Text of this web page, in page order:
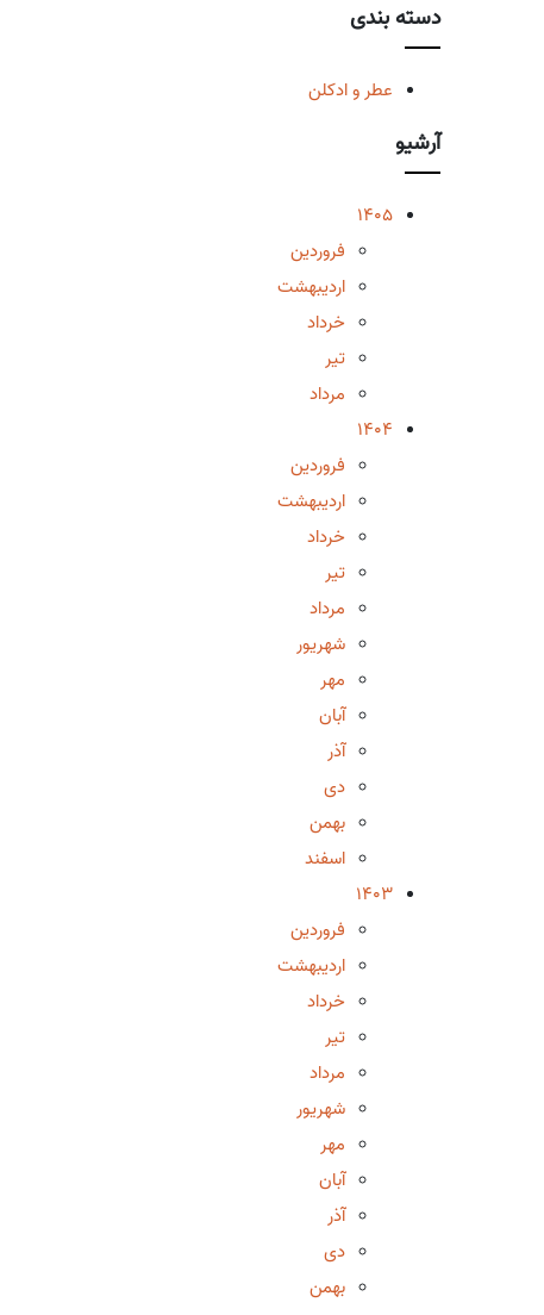
دسته بندی
عطر و ادکلن
آرشیو
1405
فروردین
اردیبهشت
خرداد
تیر
مرداد
1404
فروردین
اردیبهشت
خرداد
تیر
مرداد
شهریور
مهر
آبان
آذر
دی
بهمن
اسفند
1403
فروردین
اردیبهشت
خرداد
تیر
مرداد
شهریور
مهر
آبان
آذر
دی
بهمن